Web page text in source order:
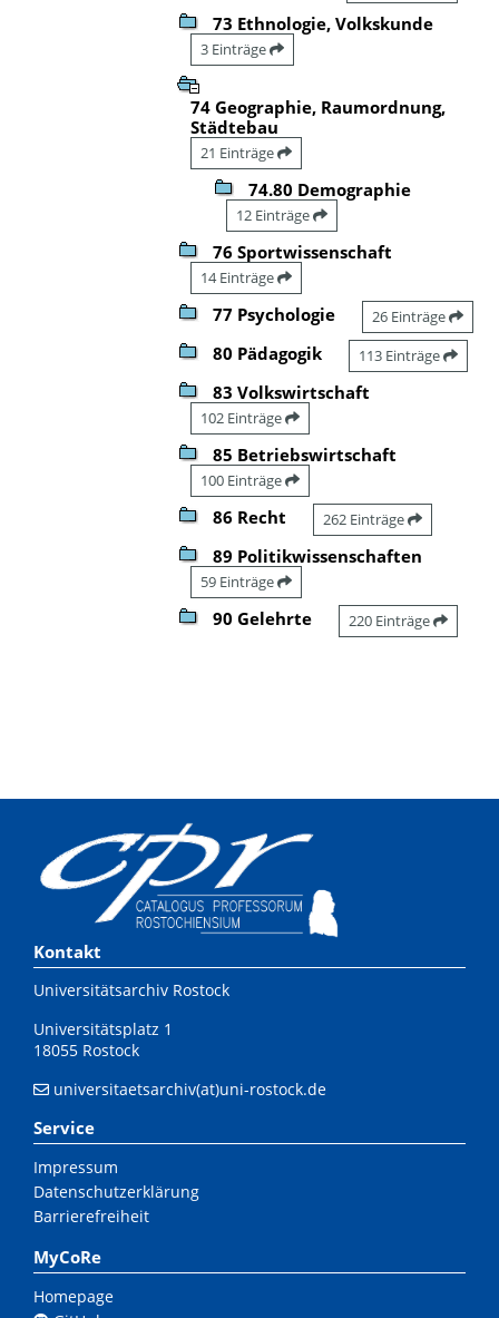
73 Ethnologie, Volkskunde
3 Einträge
74 Geographie, Raumordnung,
Städtebau
21 Einträge
74.80 Demographie
12 Einträge
76 Sportwissenschaft
14 Einträge
77 Psychologie 26 Einträge
80 Pädagogik 113 Einträge
83 Volkswirtschaft
102 Einträge
85 Betriebswirtschaft
100 Einträge
86 Recht 262 Einträge
89 Politikwissenschaften
59 Einträge
90 Gelehrte 220 Einträge
Kontakt
Universitätsarchiv Rostock
Universitätsplatz 1
18055 Rostock
universitaetsarchiv(at)uni-rostock.de
Service
Impressum
Datenschutzerklärung
Barrierefreiheit
MyCoRe
Homepage